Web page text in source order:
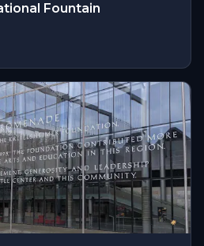
Fountain